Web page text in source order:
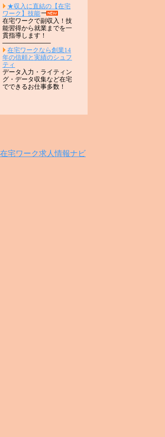
★収入に直結の【在宅
ワーク】技能
在宅ワークで副収入！技
能習得から就業までを一
貫指導します！
───────────
在宅ワークなら創業14
年の信頼と実績のシュフ
ティ
データ入力・ライティン
グ・データ収集など在宅
でできるお仕事多数！
在宅ワーク求人情報ナビ